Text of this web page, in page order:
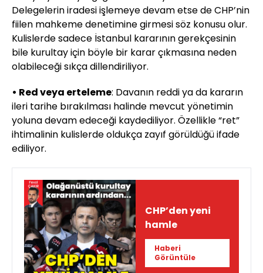
Delegelerin iradesi işlemeye devam etse de CHP’nin
fiilen mahkeme denetimine girmesi söz konusu olur.
Kulislerde sadece İstanbul kararının gerekçesinin
bile kurultay için böyle bir karar çıkmasına neden
olabileceği sıkça dillendiriliyor.
• Red veya erteleme: Davanın reddi ya da kararın
ileri tarihe bırakılması halinde mevcut yönetimin
yoluna devam edeceği kaydediliyor. Özellikle “ret”
ihtimalinin kulislerde oldukça zayıf görüldüğü ifade
ediliyor.
CHP’den yeni
hamle
Haberi
Görüntüle